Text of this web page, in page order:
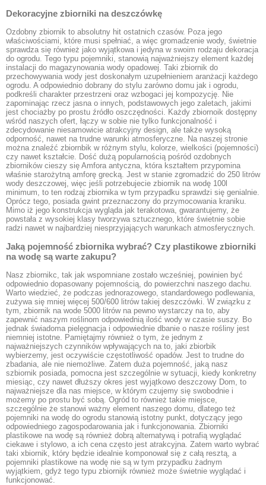
Dekoracyjne zbiorniki na deszczówkę
Ozdobny zbiornik to absolutny hit ostatnich czasów. Poza jego
właściwościami, które musi spełniać, a więc gromadzenie wody, świetnie
sprawdza się również jako wyjątkowa i jedyna w swoim rodzaju dekoracja
do ogrodu. Tego typu pojemniki, stanowią najważniejszy element każdej
instalacji do magazynowania wody opadowej. Taki zbiornik do
przechowywania wody jest doskonałym uzupełnieniem aranżacji każdego
ogrodu. A odpowiednio dobrany do stylu zarówno domu jak i ogrodu,
podkreśli charakter przestrzeni oraz wzbogaci jej kompozycję. Nie
zapominając rzecz jasna o innych, podstawowych jego zaletach, jakimi
jest chociażby po prostu źródło oszczędności. Każdy zbiornoik dostępny
wśród naszych ofert, łączy w sobie nie tylko funkcjonalność i
zdecydowanie niesamowicie atrakcyjny design, ale także wysoką
odporność, nawet na trudne warunki atmosferyczne. Na naszej stronie
można znaleźć zbiornbik w różnym stylu, kolorze, wielkości (pojemności)
czy nawet kształcie. Dość dużą popularnością pośród ozdobnych
zbiorników cieszy się Amfora antyczna, która kształtem przypomina
właśnie starożytną amforę grecką. Jest w stanie zgromadzić do 250 litrów
wody deszczowej, więc jeśli potrzebujecie zbiornik na wodę 100l
minimum, to ten rodzaj zbiornika w tym przypadku sprawdzi się genialnie.
Oprócz tego, posiada gwint przeznaczony do przymocowania kraniku.
Mimo iż jego konstrukcja wygląda jak terakotowa, gwarantujemy, że
powstała z wysokiej klasy tworzywa sztucznego, które świetnie sobie
radzi nawet w najbardziej niesprzyjających warunkach atmosferycznych.
Jaką pojemność zbiornika wybrać? Czy plastikowe zbiorniki
na wodę są warte zakupu?
Nasz zbiornikc, tak jak wspomniane zostało wcześniej, powinien być
odpowiednio dopasowany pojemnością, do powierzchni naszego dachu.
Warto wiedzieć, że podczas jednorazowego, standardowego podlewania,
zużywa się mniej więcej 500/600 litrów takiej deszczówki. W związku z
tym, zbiornik na wode 5000 litrów na pewno wystarczy na to, aby
zapewnić naszym roślinom odpowiednią ilość wody w czasie suszy. Bo
jednak świadoma pielęgnacja i odpowiednie dbanie o nasze rośliny jest
niemniej istotne. Pamiętajmy również o tym, że jednym z
najważniejszych czynników wpływających na to, jaki zbiorbik
wybierzemy, jest oczywiście częstotliwość opadów. Jest to trudne do
zbadania, ale nie niemożliwe. Zatem duża pojemność, jaką nasz
szbiornik posiada, pomocna jest szczególnie w sytuacji, kiedy konkretny
miesiąc, czy nawet dłuższy okres jest wyjątkowo deszczowy Dom, to
najważniejsze dla nas miejsce, w którym czujemy się swobodnie i
możemy po prostu być sobą. Ogród to również takie miejsce,
szczególnie że stanowi ważny element naszego domu, dlatego też
pojemniki na wodę do ogrodu stanowią istotny punkt, dotyczący jego
odpowiedniego zagospodarowania jak i funkcjonowania. Zbiorniki
plastikowe na wodę są również dobrą alternatywą i potrafią wyglądać
ciekawe i stylowo, a ich cena często jest atrakcyjna. Zatem warto wybrać
taki xbiornik, który będzie idealnie komponował się z całą resztą, a
pojemniki plastikowe na wodę nie są w tym przypadku żadnym
wyjątkiem, gdyż tego typu zbiornijk również może świetnie wyglądać i
funkcjonować.